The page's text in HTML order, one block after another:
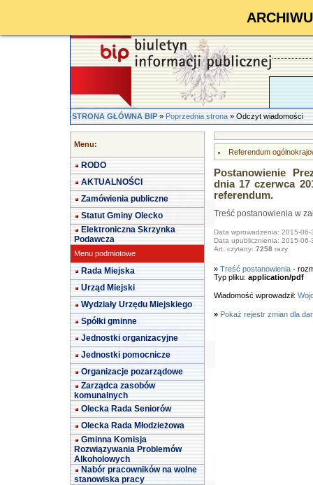
STRONA GŁÓWNA BIP»Poprzednia strona» Odczyt wiadomości
Menu:
RODO
AKTUALNOŚCI
Zamówienia publiczne
Statut Gminy Olecko
Elektroniczna Skrzynka
Podawcza
Menu podmiotowe
Rada Miejska
Urząd Miejski
Wydziały Urzędu Miejskiego
Spółki gminne
Jednostki organizacyjne
Jednostki pomocnicze
Organizacje pozarządowe
Zarządca zasobów
komunalnych
Olecka Rada Seniorów
Olecka Rada Młodzieżowa
Gminna Komisja
Rozwiązywania Problemów
Alkoholowych
Nabór pracowników na wolne
stanowiska pracy
Referendum
Postanowienie
dnia 17 czerwca
referendum.
Treść postanowienia w
Data wprowadzenia: 2015-06-
Data upublicznienia: 2015-06-
Art. czytany: 7258 razy
» Treść postanowienia-
Typ pliku: application/pdf
Wiadomość wprowadził:
» Pokaż rejestr zmian dla